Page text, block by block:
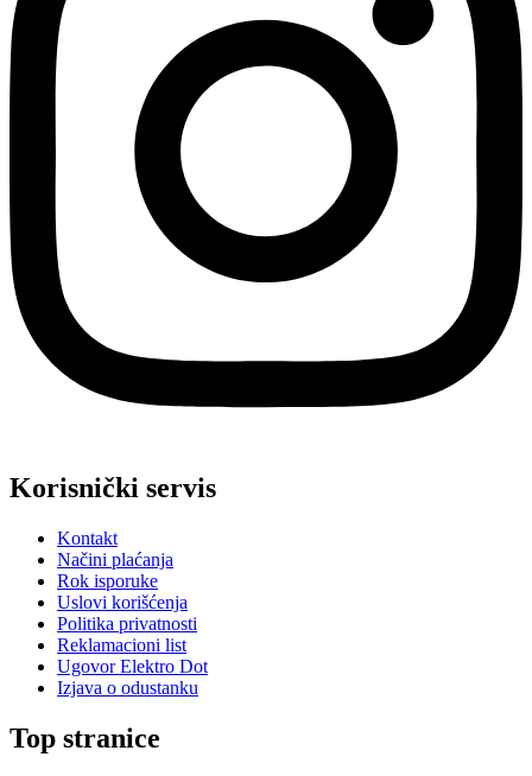
Korisnički servis
Kontakt
Načini plaćanja
Rok isporuke
Uslovi korišćenja
Politika privatnosti
Reklamacioni list
Ugovor Elektro Dot
Izjava o odustanku
Top stranice